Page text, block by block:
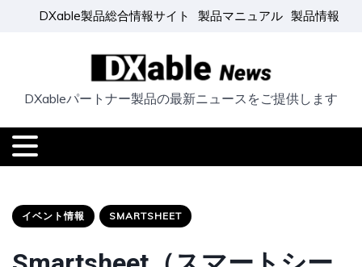
DXable製品総合情報サイト 製品マニュアル 製品情報
DXableパートナー製品の最新ニュースをご提供します
イベント情報 SMARTSHEET